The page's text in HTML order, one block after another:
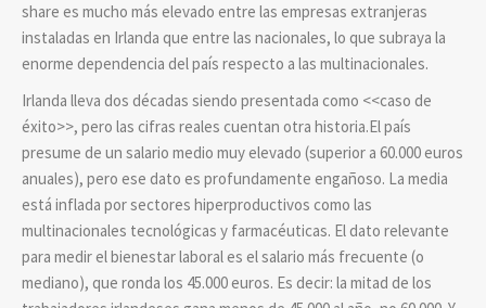
share es mucho más elevado entre las empresas extranjeras
instaladas en Irlanda que entre las nacionales, lo que subraya la
enorme dependencia del país respecto a las multinacionales.
Irlanda lleva dos décadas siendo presentada como <<caso de
éxito>>, pero las cifras reales cuentan otra historia.El país
presume de un salario medio muy elevado (superior a 60.000 euros
anuales), pero ese dato es profundamente engañoso. La media
está inflada por sectores hiperproductivos como las
multinacionales tecnológicas y farmacéuticas. El dato relevante
para medir el bienestar laboral es el salario más frecuente (o
mediano), que ronda los 45.000 euros. Es decir: la mitad de los